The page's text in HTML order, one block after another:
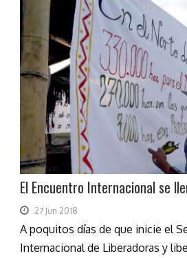
El Encuentro Internacional se
27 Jun 2018
A poquitos días de que inicie el
Internacional de Liberadoras y